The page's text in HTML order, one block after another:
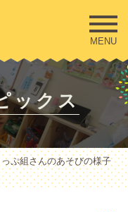
MENU
ックス
ぷ組さんのあそびの様子